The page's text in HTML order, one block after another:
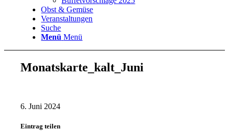
Obst & Gemüse
Veranstaltungen
Suche
Menü Menü
Monatskarte_kalt_Juni
6. Juni 2024
Eintrag teilen